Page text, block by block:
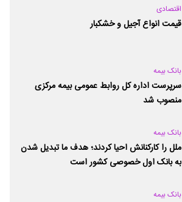
اقتصادی
قیمت انواع آجیل و خشکبار
بانک بیمه
سرپرست اداره کل روابط عمومی بیمه مرکزی
منصوب شد
بانک بیمه
ملل را کارکنانش احیا کردند؛ هدف ما تبدیل شدن
به بانک اول خصوصی کشور است
بانک بیمه